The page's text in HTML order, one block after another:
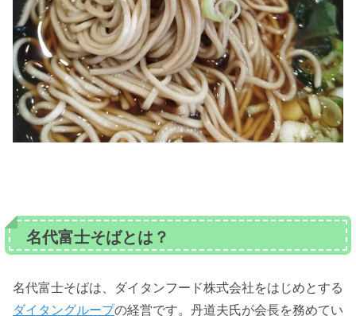
名代富士そばとは？
名代富士そばは、ダイタンフード株式会社をはじめとする
ダイタングループの経営です。丹道夫氏が会長を務めてい